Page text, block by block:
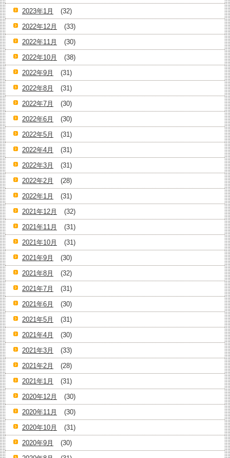
2023年1月
(32)
2022年12月
(33)
2022年11月
(30)
2022年10月
(38)
2022年9月
(31)
2022年8月
(31)
2022年7月
(30)
2022年6月
(30)
2022年5月
(31)
2022年4月
(31)
2022年3月
(31)
2022年2月
(28)
2022年1月
(31)
2021年12月
(32)
2021年11月
(31)
2021年10月
(31)
2021年9月
(30)
2021年8月
(32)
2021年7月
(31)
2021年6月
(30)
2021年5月
(31)
2021年4月
(30)
2021年3月
(33)
2021年2月
(28)
2021年1月
(31)
2020年12月
(30)
2020年11月
(30)
2020年10月
(31)
2020年9月
(30)